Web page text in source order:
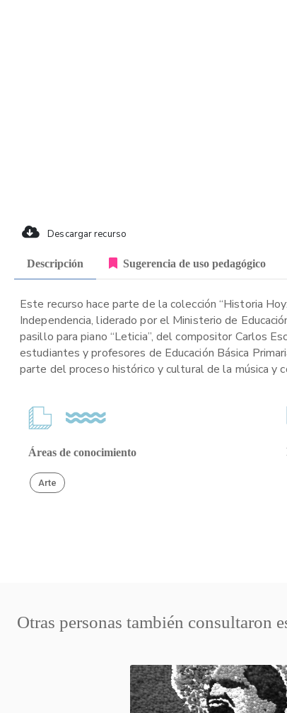
Descargar recurso
Descripción Sugerencia de uso pedagógico
Este recurso hace parte de la colección “Historia
Independencia, liderado por el Ministerio de
pasillo para piano “Leticia”, del compositor Carlos
estudiantes y profesores de Educación Básica
parte del proceso histórico y cultural de la música y
Áreas de conocimiento
Arte
Otras personas también consultaron